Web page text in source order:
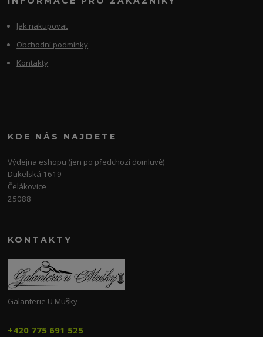
Jak nakupovat
Obchodní podmínky
Kontakty
KDE NÁS NAJDETE
Výdejna eshopu (jen po předchozí domluvě)
Dukelská 1619
Čelákovice
25088
KONTAKTY
Galanterie U Mušky
+420 775 691 525